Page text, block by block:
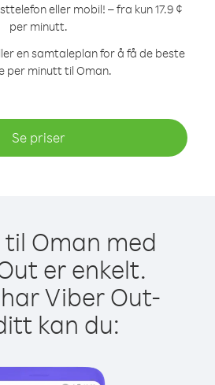
eller mobil! – fra kun 17.9 ¢
per minutt.
en samtaleplan for å få de beste
per minutt til Oman.
Se priser
Oman med
er enkelt.
Viber Out-
kan du: